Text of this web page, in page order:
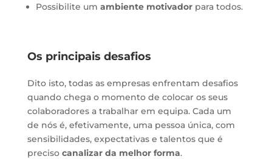
Possibilite um ambiente motivadorpara todos.
Os principais desafios
Dito isto, todas as empresas enfrentam desafios
quando chega o momento de colocar os seus
colaboradores a trabalhar em equipa. Cada um
de nós é, efetivamente, uma pessoa única, com
sensibilidades, expectativas e talentos que é
preciso canalizar da melhor forma.